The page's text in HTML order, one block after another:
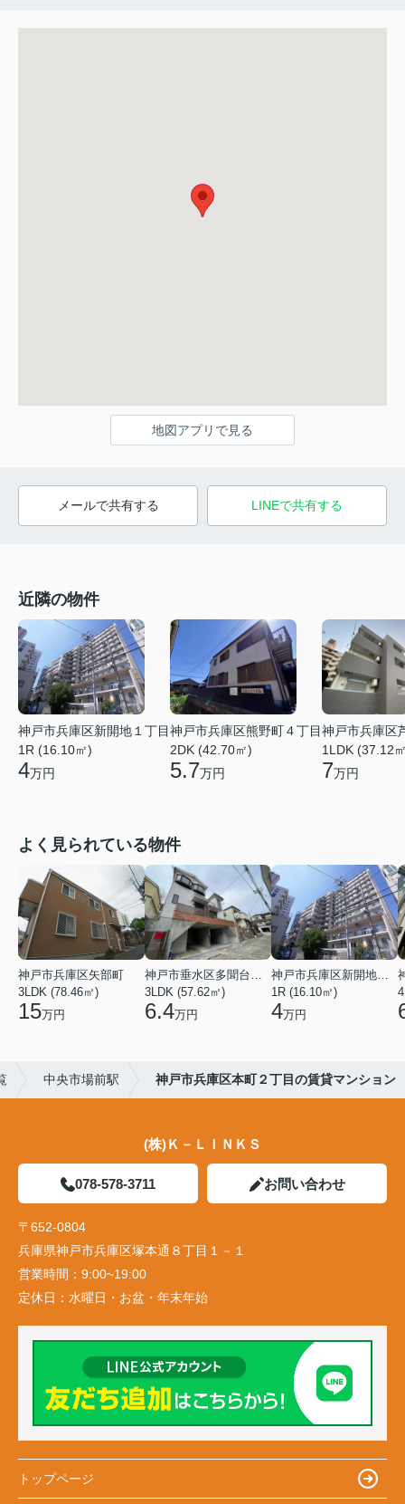
地図アプリで見る
メールで共有する LINEで共有する
近隣の物件
神戸市兵庫区新開地１丁目
1R (16.10㎡)
4万円
神戸市兵庫区熊野町４丁目
2DK (42.70㎡)
5.7万円
神戸市兵庫区
1LDK (37.12
7万円
よく見られている物件
神戸市兵庫区矢部町
3LDK (78.46㎡)
15万円
神戸市垂水区多聞台２丁目
3LDK (57.62㎡)
6.4万円
神戸市兵庫区新開地１丁目
1R (16.10㎡)
4万円
中央市場前駅 神戸市兵庫区本町２丁目の賃貸マンション
(株)Ｋ－ＬＩＮＫＳ
078-578-3711 お問い合わせ
〒652-0804
兵庫県神戸市兵庫区塚本通８丁目１－１
営業時間： 9:00~19:00
定休日： 水曜日・お盆・年末年始
トップページ